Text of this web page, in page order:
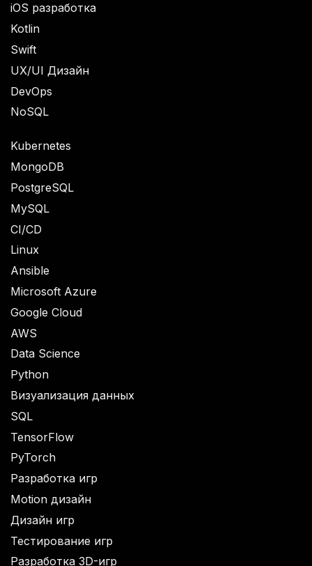
iOS разработка
Kotlin
Swift
UX/UI Дизайн
DevOps
NoSQL
Kubernetes
MongoDB
PostgreSQL
MySQL
CI/CD
Linux
Ansible
Microsoft Azure
Google Cloud
AWS
Data Science
Python
Визуализация данных
SQL
TensorFlow
PyTorch
Разработка игр
Motion дизайн
Дизайн игр
Тестирование игр
Разработка 3D-игр